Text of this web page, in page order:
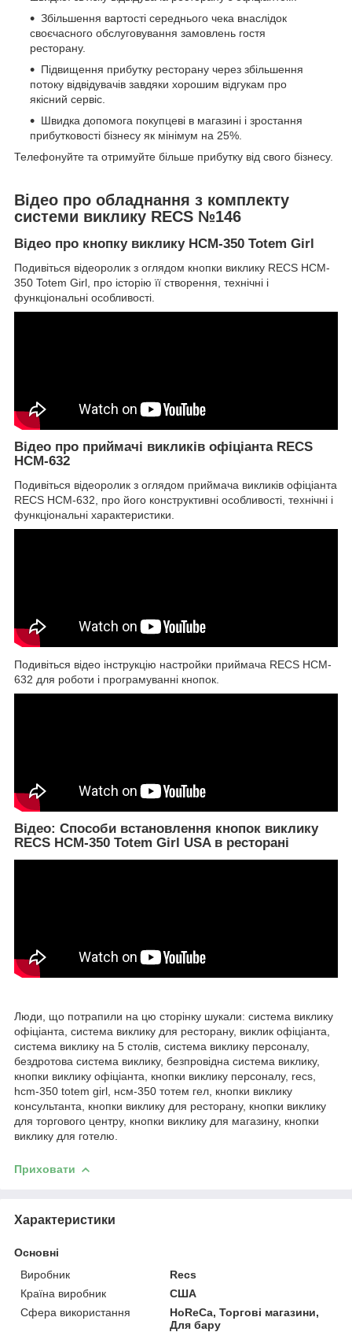
Збільшення вартості середнього чека внаслідок
своєчасного обслуговування замовлень гостя
ресторану.
Підвищення прибутку ресторану через збільшення
потоку відвідувачів завдяки хорошим відгукам про
якісний сервіс.
Швидка допомога покупцеві в магазині і зростання
прибутковості бізнесу як мінімум на 25%.
Телефонуйте та отримуйте більше прибутку від свого бізнесу.
Відео про обладнання з комплекту
системи виклику RECS №146
Відео про кнопку виклику HCM-350 Totem Girl
Подивіться відеоролик з оглядом кнопки виклику RECS HCM-
350 Totem Girl, про історію її створення, технічні і
функціональні особливості.
Відео про приймачі викликів офіціанта RECS
HCM-632
Подивіться відеоролик з оглядом приймача викликів офіціанта
RECS HCM-632, про його конструктивні особливості, технічні і
функціональні характеристики.
Подивіться відео інструкцію настройки приймача RECS HCM-
632 для роботи і програмуванні кнопок.
Відео: Способи встановлення кнопок виклику
RECS HCM-350 Totem Girl USA в ресторані
Люди, що потрапили на цю сторінку шукали: система виклику
офіціанта, система виклику для ресторану, виклик офіціанта,
система виклику на 5 столів, система виклику персоналу,
бездротова система виклику, безпровідна система виклику,
кнопки виклику офіціанта, кнопки виклику персоналу, recs,
hcm-350 totem girl, нсм-350 тотем гел, кнопки виклику
консультанта, кнопки виклику для ресторану, кнопки виклику
для торгового центру, кнопки виклику для магазину, кнопки
виклику для готелю.
Приховати
Характеристики
Основні
Виробник
Recs
Країна виробник
США
Сфера використання
HoReCa, Торгові магазини,
Для бару